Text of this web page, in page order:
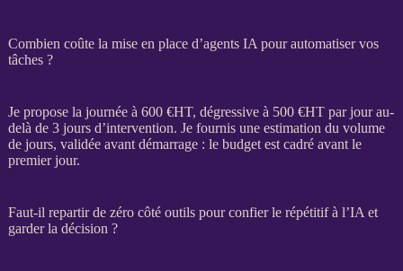
Combien coûte la mise en place d’agents IA pour automatiser vos
tâches ?
Je propose la journée à 600 €HT, dégressive à 500 €HTpar jour au-
delà de 3 jours d’intervention. Je fournis une estimation du volume
de jours, validée avant démarrage : le budget est cadré avant le
premier jour.
Faut-il repartir de zéro côté outils pour confier le répétitif à l’IA et
garder la décision ?